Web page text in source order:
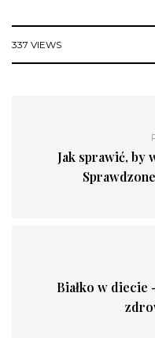
337 VIEWS
Jak sprawić, by
Białko w diecie